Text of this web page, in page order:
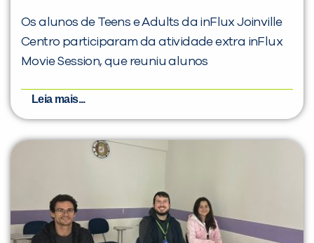
Os alunos de Teens e Adults da inFlux Joinville
Centro participaram da atividade extra inFlux
Movie Session, que reuniu alunos
Leia mais...